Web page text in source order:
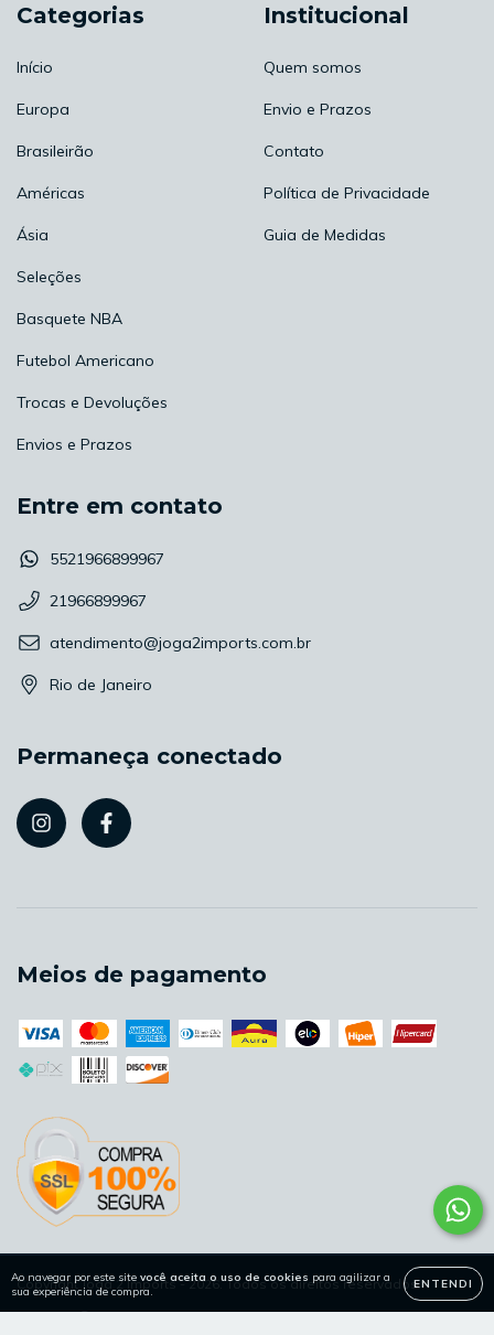
Ao navegar por este site você aceita o uso de cookies para agilizar a
sua experiência de compra.
ENTENDI
Categorias
Início
Europa
Brasileirão
Américas
Ásia
Seleções
Basquete NBA
Futebol Americano
Trocas e Devoluções
Envios e Prazos
Institucional
Quem somos
Envio e Prazos
Contato
Política de Privacidade
Guia de Medidas
Entre em contato
5521966899967
21966899967
atendimento@joga2imports.com.br
Rio de Janeiro
Permaneça conectado
Meios de pagamento
Copyright Joga 2 Imports - 2026. Todos os direitos reservados.